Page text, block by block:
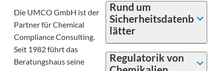
Die UMCO GmbH ist der
Partner für Chemical
Compliance Consulting.
Seit 1982 führt das
Beratungshaus seine
Rund um
Sicherheitsdatenb
lätter
Regulatorik von